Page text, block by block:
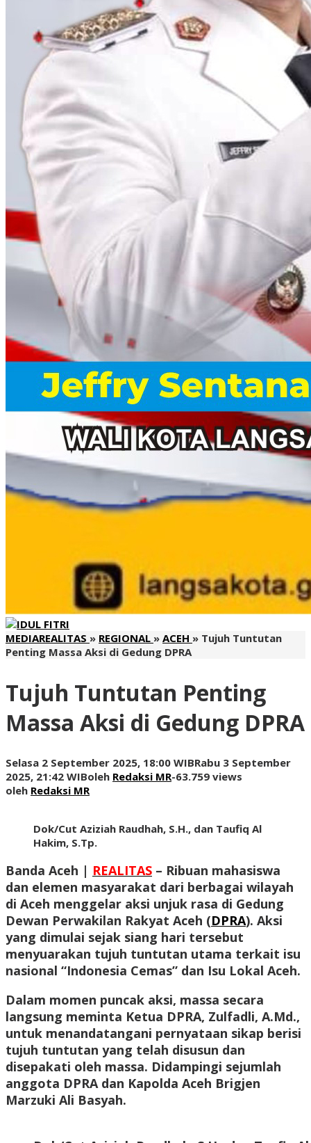
MEDIAREALITAS » REGIONAL » ACEH » Tujuh Tuntutan
Penting Massa Aksi di Gedung DPRA
Tujuh Tuntutan Penting
Massa Aksi di Gedung DPRA
Selasa 2 September 2025, 18:00 WIBRabu 3 September
2025, 21:42 WIBoleh Redaksi MR-63.759 views
oleh Redaksi MR
Dok/Cut Aziziah Raudhah, S.H., dan Taufiq Al
Hakim, S.Tp.
Banda Aceh | REALITAS – Ribuan mahasiswa
dan elemen masyarakat dari berbagai wilayah
di Aceh menggelar aksi unjuk rasa di Gedung
Dewan Perwakilan Rakyat Aceh (DPRA). Aksi
yang dimulai sejak siang hari tersebut
menyuarakan tujuh tuntutan utama terkait isu
nasional “Indonesia Cemas” dan Isu Lokal Aceh.
Dalam momen puncak aksi, massa secara
langsung meminta Ketua DPRA, Zulfadli, A.Md.,
untuk menandatangani pernyataan sikap berisi
tujuh tuntutan yang telah disusun dan
disepakati oleh massa. Didampingi sejumlah
anggota DPRA dan Kapolda Aceh Brigjen
Marzuki Ali Basyah.